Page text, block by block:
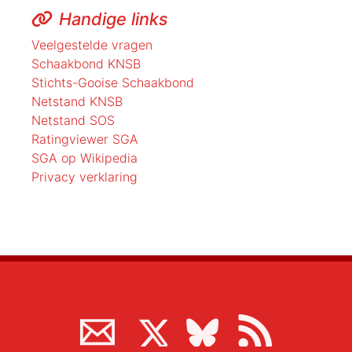
Handige links
Veelgestelde vragen
Schaakbond KNSB
Stichts-Gooise Schaakbond
Netstand KNSB
Netstand SOS
Ratingviewer SGA
SGA op Wikipedia
Privacy verklaring